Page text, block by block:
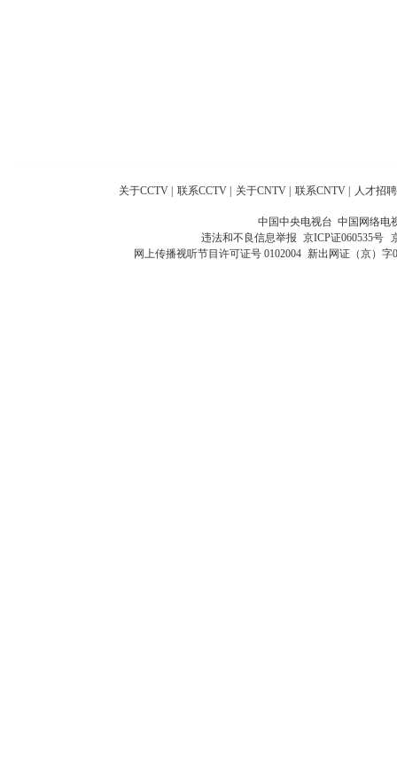
关于CCTV 联系CCTV 关于CNTV 联系CNTV 人才招聘
中国中央电视台 中国网络电
违法和不良信息举报 京ICP证060535号
网上传播视听节目许可证号 0102004 新出网证（京）